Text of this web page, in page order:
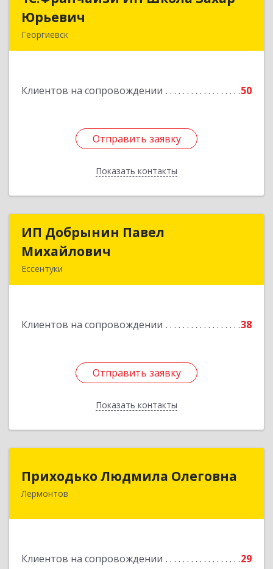
Юрьевич
Георгиевск
Клиентов на сопровождении 50
Отправить заявку
Показать контакты
Отправить заявку
Назад
ИП Добрынин Павел
Михайлович
Ессентуки
Клиентов на сопровождении 38
Отправить заявку
Показать контакты
ИП Добрынин Павел
Отправить заявку
Назад
Приходько Людмила Олеговна
Лермонтов
Клиентов на сопровождении 29
357341, Лермонтов г, П.Лумумбы ул, дом №